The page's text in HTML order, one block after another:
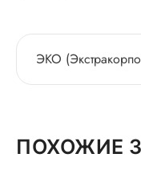
ЭКО
ПОХОЖИЕ